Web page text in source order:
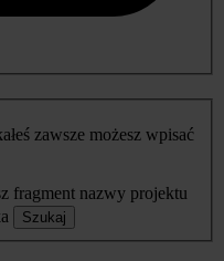
zawsze możesz wpisać
fragment nazwy projektu
Szukaj